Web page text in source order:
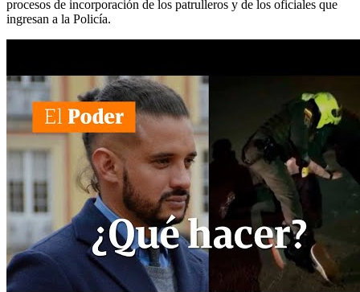
procesos de incorporación de los patrulleros y de los oficiales que
ingresan a la Policía.